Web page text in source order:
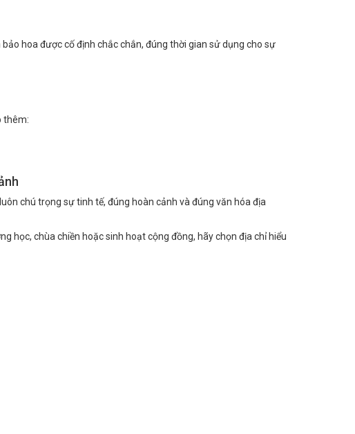
hoa được cố định chắc chắn, đúng thời gian sử dụng cho sự
thêm:
chú trọng sự tinh tế, đúng hoàn cảnh và đúng văn hóa địa
học, chùa chiền hoặc sinh hoạt cộng đồng, hãy chọn địa chỉ hiểu